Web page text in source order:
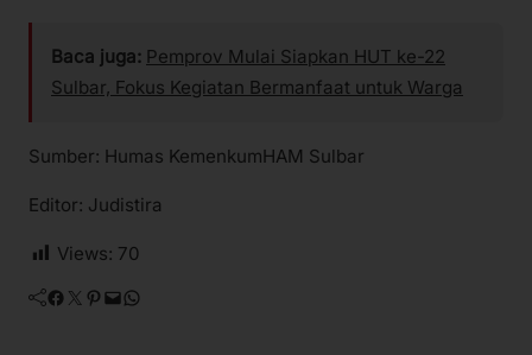
Baca juga: Pemprov Mulai Siapkan HUT ke-22
Sulbar, Fokus Kegiatan Bermanfaat untuk Warga
Sumber: Humas KemenkumHAM Sulbar
Editor: Judistira
Views: 70
Facebook Twitter Pinterest Mail WhatsApp